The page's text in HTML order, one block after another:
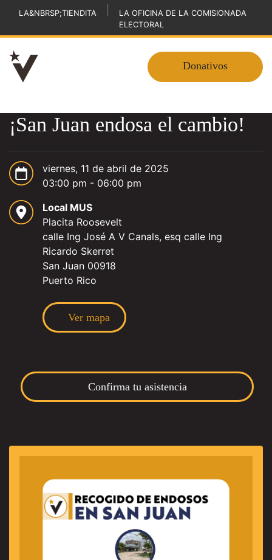
LA&NBRSP;TIENDITA
LA OFICINA DE LA COMISIONADA
ELECTORAL
Donativos
¡San Juan endosa el cambio!
viernes, 11 de abril de 2025
03:00 pm - 06:00 pm
Local MUS
Placita Roosevelt
calle Ing José A V Canals, esq calle Ing
Ricardo Skerret
San Juan 00918
Puerto Rico
Ver mapa
Confirma tu asistencia